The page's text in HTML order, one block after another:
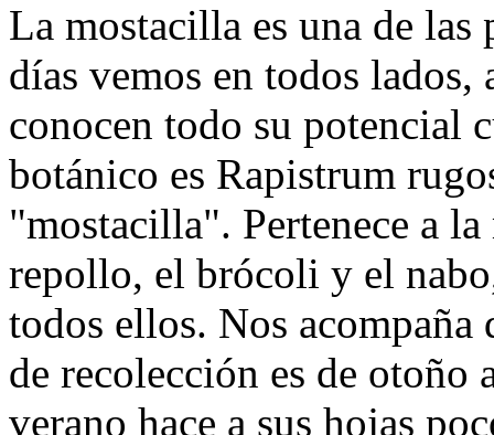
La mostacilla es una de las
días vemos en todos lados,
conocen todo su potencial
botánico es Rapistrum
"mostacilla". Pertenece a
repollo, el brócoli y el
todos ellos. Nos acompaña
de recolección es de otoño
verano hace a sus hojas